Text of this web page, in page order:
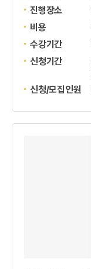
진행장소
비용
수강기간
신청기간
신청/모집인원